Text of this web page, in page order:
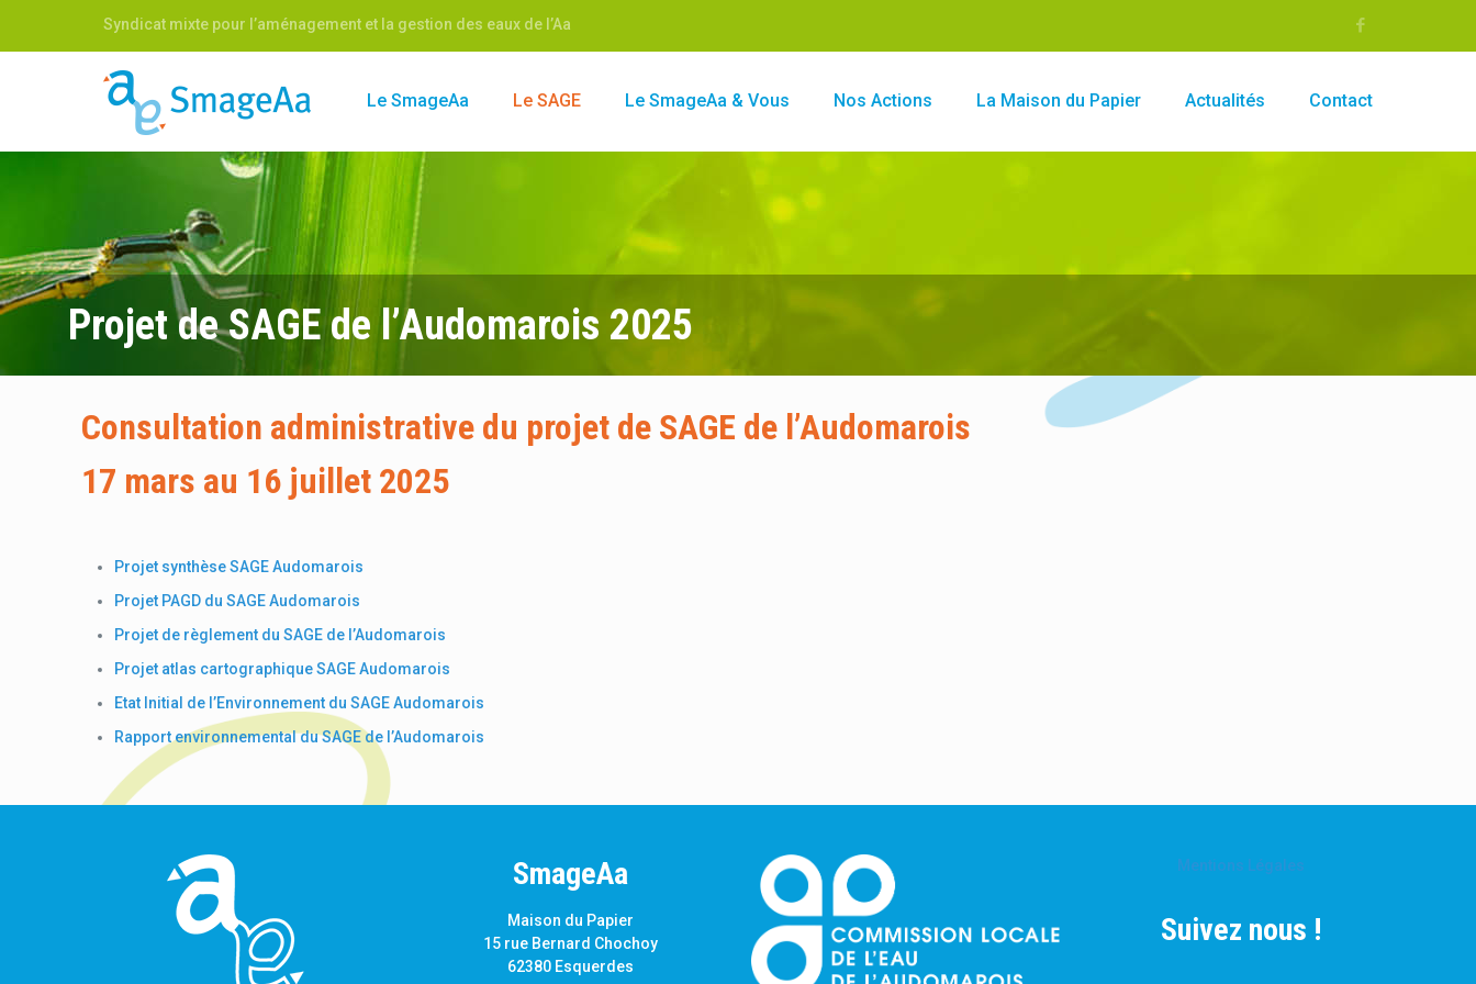
Syndicat mixte pour l’aménagement et la gestion des eaux de l’Aa
Le SmageAa Le SAGE Le SmageAa & Vous Nos Actions La Maison du Papier Actualités Contact
Projet de SAGE de l’Audomarois 2025
Consultation administrative du projet de SAGE de l’Audomarois
17 mars au 16 juillet 2025
Projet synthèse SAGE Audomarois
Projet PAGD du SAGE Audomarois
Projet de règlement du SAGE de l’Audomarois
Projet atlas cartographique SAGE Audomarois
Etat Initial de l’Environnement du SAGE Audomarois
Rapport environnemental du SAGE de l’Audomarois
SmageAa
Maison du Papier
15 rue Bernard Chochoy
62380 Esquerdes
Mentions Légales
Suivez nous !